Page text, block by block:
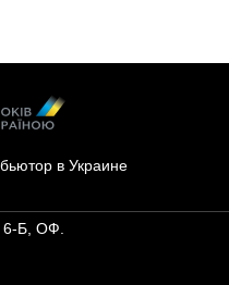
в Украине
Б, ОФ.